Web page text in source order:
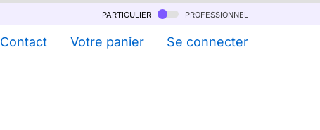
particulier professionnel
Contact Votre panier Se connecter